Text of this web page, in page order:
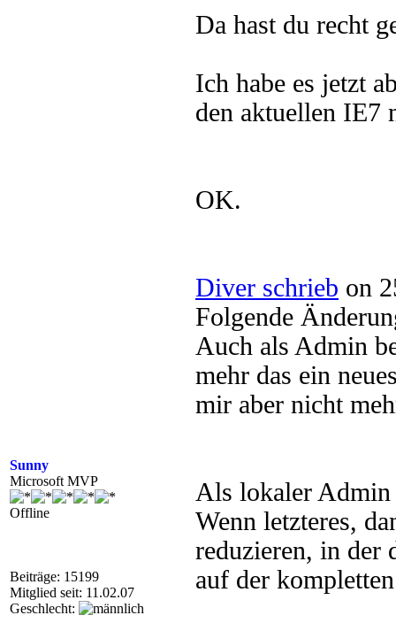
Sunny
Microsoft MVP
Offline
Beiträge: 15199
Mitglied seit: 11.02.07
Geschlecht:
Da hast du recht
Ich habe es jetzt
den aktuellen IE7
OK.
Diver schrieb on
Folgende
Auch als Admin
mehr das ein
mir aber nicht
Als lokaler Admin
Wenn letzteres,
reduzieren, in der
auf der